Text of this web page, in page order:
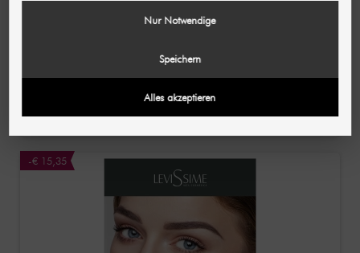
Wimperkleuren Basic Kit Blauw Zwart 4-delig
(per stuk)
-€ 15,35
Nur Notwendige
Speichern
Alles akzeptieren